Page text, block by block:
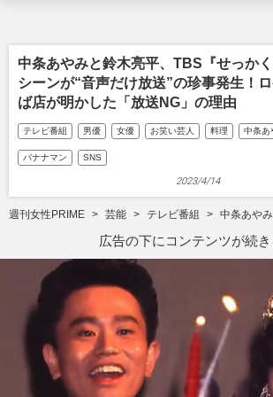
中条あやみと鈴木亮平、TBS『せっか
シーンが“音声だけ放送”の珍事発生！
ば店が明かした「放送NG」の理由
テレビ番組 男優 女優 お笑い芸人 料理 中条あ
バナナマン SNS
2023/4/14
週刊女性PRIME 芸能 テレビ番組 中条あやみ
広告の下にコンテンツが続